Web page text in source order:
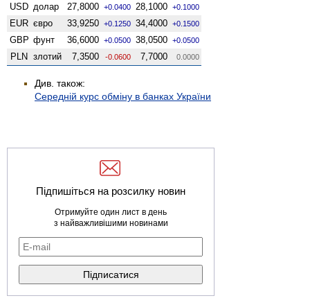
USD долар 27,8000 +0.0400 28,1000 +0.1000
EUR євро 33,9250 +0.1250 34,4000 +0.1500
GBP фунт 36,6000 +0.0500 38,0500 +0.0500
PLN злотий 7,3500 -0.0600 7,7000 0.0000
Див. також:
Середній курс обміну в банках України
Підпишіться на розсилку новин
Отримуйте один лист в день
з найважливішими новинами